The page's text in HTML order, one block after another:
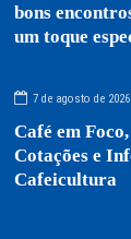
bons
um toque
7 de agosto de 2026
Café em
Cotações e
Cafeicultura